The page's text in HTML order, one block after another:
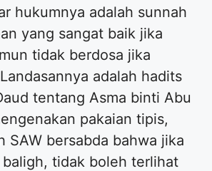
hukumnya adalah sunnah
yang sangat baik jika
tidak berdosa jika
adalah hadits
tentang Asma binti Abu
pakaian tipis,
SAW bersabda bahwa jika
tidak boleh terlihat